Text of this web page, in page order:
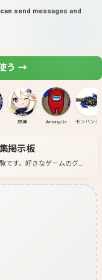
send messages and
う →
イト 原神 Among Us
掲示板
です。 好きなゲームのグル